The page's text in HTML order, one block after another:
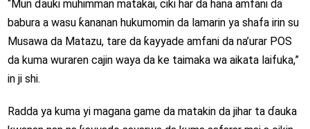
“Mun ɗauki muhimman matakai, ciki har da hana amfani da
babura a wasu ƙananan hukumomin da lamarin ya shafa irin su
Musawa da Matazu, tare da ƙayyade amfani da na’urar POS
da kuma wuraren cajin waya da ke taimaka wa aikata laifuka,”
in ji shi.
Radda ya kuma yi magana game da matakin da jihar ta ɗauka